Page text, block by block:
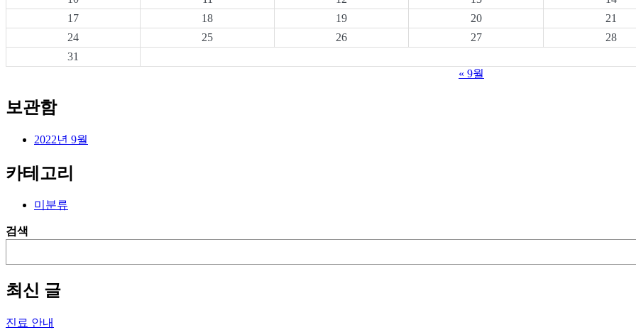
17
18 19 20
21
24
25 26 27
28
31
« 9월
보관함
2022년 9월
카테고리
미분류
검색
최신 글
진료 안내